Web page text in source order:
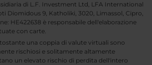
di L.F. Investment Ltd, LFA International
Diomidous 9, Katholiki, 3020, Limassol, Cipro,
HE422638 è responsabile dell'elaborazione
con carte.
una coppia di valute virtuali sono
rischiosi e solitamente altamente
un elevato rischio di perdita dell'intero